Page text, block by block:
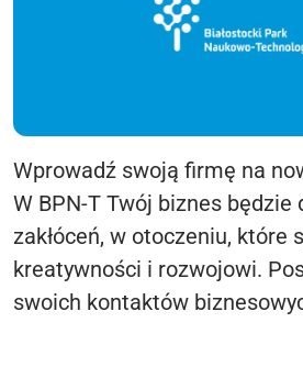
Wprowadź swoją firmę na
W BPN-T Twój biznes będzie
zakłóceń, w otoczeniu, które
kreatywności i rozwojowi.
swoich kontaktów